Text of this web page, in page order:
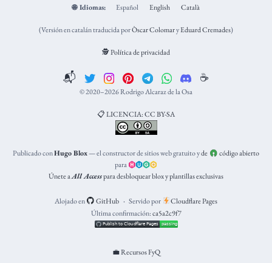
🌐 Idiomas: Español English Català
(Versión en catalán traducida porÒscar ColomaryEduard Cremades)
🕵️ Política de privacidad
📬 ☕️
© 2020–2026 Rodrigo Alcaraz de la Osa
📋 LICENCIA: CC BY-SA
Publicado conHugo Blox— el constructor de sitios web gratuito yde
código abierto
para
Únete aAll Accesspara desbloquear blox y plantillas exclusivas
Alojado en GitHub Servido por
Cloudflare Pages
Última confirmación:ca5a2c9f7
💼 Recursos FyQ